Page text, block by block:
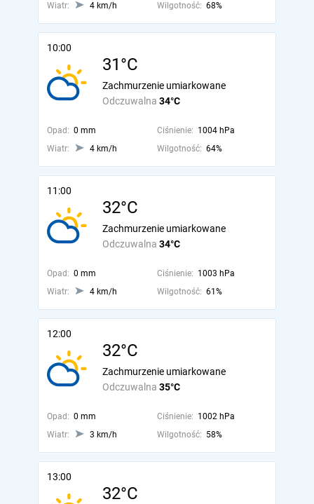
Wiatr:
4 km/h Wilgotność: 68%
10:00
31°C
Odczuwalna 34°C
Zachmurzenie umiarkowane
Opad: 0 mm Ciśnienie: 1004 hPa
Wiatr:
4 km/h Wilgotność: 64%
11:00
32°C
Odczuwalna 34°C
Zachmurzenie umiarkowane
Opad: 0 mm Ciśnienie: 1003 hPa
Wiatr:
4 km/h Wilgotność: 61%
12:00
32°C
Odczuwalna 35°C
Zachmurzenie umiarkowane
Opad: 0 mm Ciśnienie: 1002 hPa
Wiatr:
3 km/h Wilgotność: 58%
13:00
32°C